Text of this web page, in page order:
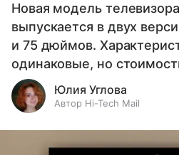
Новая модель
выпускается в двух
и 75 дюймов.
одинаковые, но
Юлия Углова
Автор Hi-Tech Mail